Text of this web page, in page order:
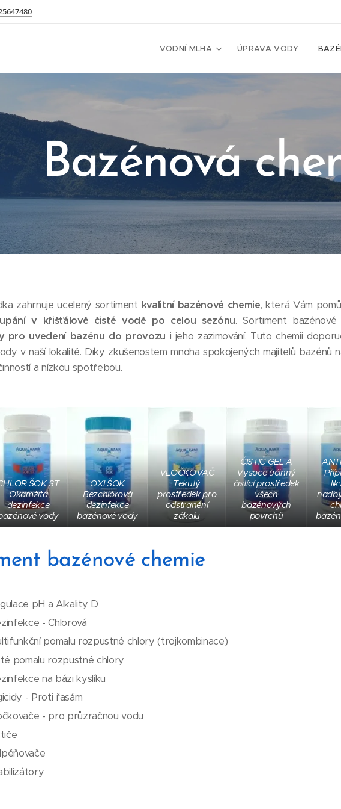
VODNÍ MLHA ÚPRAVA VODY
Bazénová
zahrnuje ucelený sortiment kvalitní bazénové chemie, která Vám
v křišťálově čisté vodě po celou sezónu. Sortiment
pro uvedení bazénu do provozu i jeho zazimování. Tuto chemii
v naší lokalitě. Díky zkušenostem mnoha spokojených majitelů bazénů
a nízkou spotřebou.
ŠOK ST
Okamžitá
dezinfekce
vody
OXI ŠOK
Bezchlórová
dezinfekce
bazénové vody
VLOČKOVAČ
Tekutý
prostředek pro
odstranění
zákalu
ČISTIČ GEL A
Vysoce účinný
čistící prostředek
všech
bazénových
povrchů
bazénové chemie
pH a Alkality D
- Chlorová
pomalu rozpustné chlory (trojkombinace)
pomalu rozpustné chlory
na bázi kyslíku
- Proti řasám
- pro průzračnou vodu